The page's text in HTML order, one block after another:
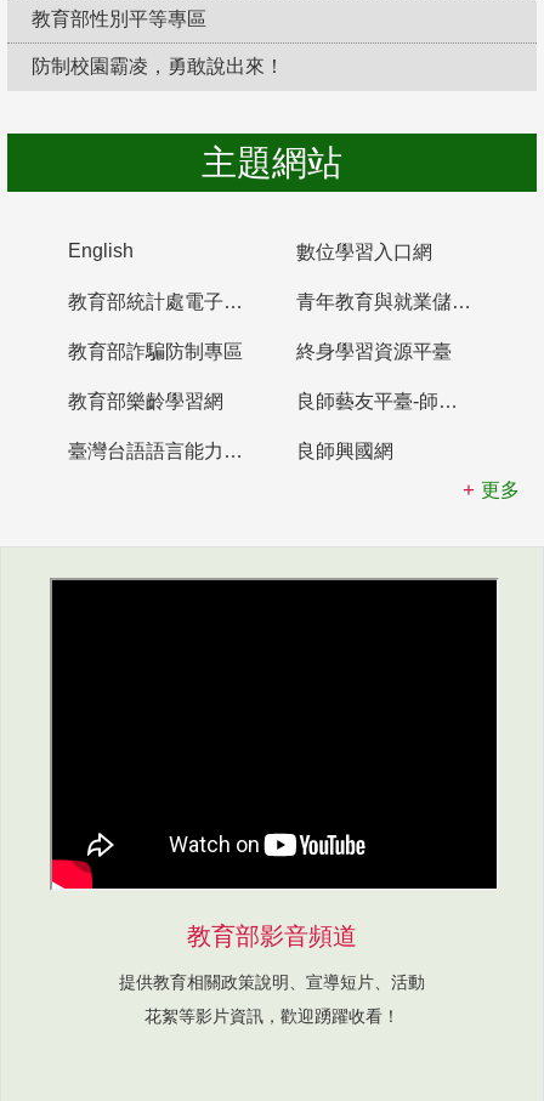
教育部性別平等專區
防制校園霸凌，勇敢說出來！
主題網站
English 數位學習入口網
教育部統計處電子書櫃 青年教育與就業儲蓄帳戶
教育部詐騙防制專區 終身學習資源平臺
教育部樂齡學習網 良師藝友平臺-師資培育整合平臺
臺灣台語語言能力認證網站
良師興國網
更多
教育部影音頻道
提供教育相關政策說明、宣導短片、活動
花絮等影片資訊，歡迎踴躍收看！